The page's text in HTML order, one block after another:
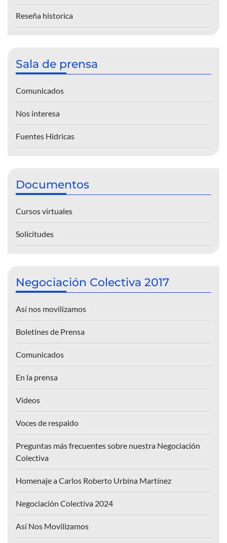
Reseña historica
Sala de prensa
Comunicados
Nos interesa
Fuentes Hidricas
Documentos
Cursos virtuales
Solicitudes
Negociación Colectiva 2017
Así nos movilizamos
Boletines de Prensa
Comunicados
En la prensa
Videos
Voces de respaldo
Preguntas más frecuentes sobre nuestra Negociación
Colectiva
Homenaje a Carlos Roberto Urbina Martínez
Negociación Colectiva 2024
Así Nos Movilizamos